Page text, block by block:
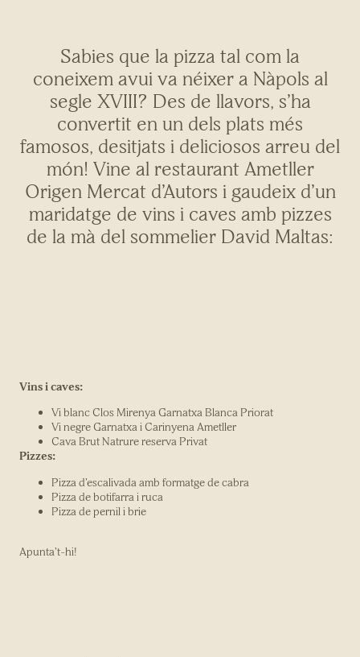
Sabies que la pizza tal com la
coneixem avui va néixer a Nàpols al
segle XVIII? Des de llavors, s’ha
convertit en un dels plats més
famosos, desitjats i deliciosos arreu del
món! Vine al restaurant Ametller
Origen Mercat d’Autors i gaudeix d’un
maridatge de vins i caves amb pizzes
de la mà del sommelier David Maltas:
Vins i caves:
Vi blanc Clos Mirenya Garnatxa Blanca Priorat
Vi negre Garnatxa i Carinyena Ametller
Cava Brut Natrure reserva Privat
Pizzes:
Pizza d’escalivada amb formatge de cabra
Pizza de botifarra i ruca
Pizza de pernil i brie
Apunta’t-hi!